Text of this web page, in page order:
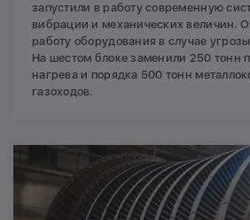
запустили в работу современную
вибрации и механических величин.
работу оборудования в случае
На шестом блоке заменили 250 тонн
нагрева и порядка 500 тонн
газоходов.